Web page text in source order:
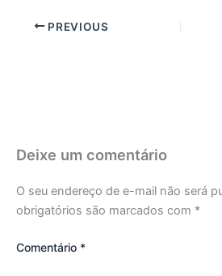
PREVIOUS
Deixe um comentário
O seu endereço de e-mail não será
obrigatórios são marcados com *
Comentário *